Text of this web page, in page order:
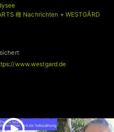
種 Nachrichten + WESTGÅRD
www.westgard.de